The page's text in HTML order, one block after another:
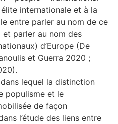
internationale et à la
entre parler au nom de ce
parler au nom des
d’Europe (De
et Guerra 2020 ;
lequel la distinction
populisme et le
de façon
l’étude des liens entre